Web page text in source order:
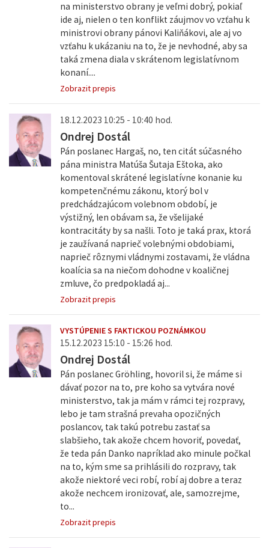
na ministerstvo obrany je veľmi dobrý, pokiaľ
ide aj, nielen o ten konflikt záujmov vo vzťahu k
ministrovi obrany pánovi Kaliňákovi, ale aj vo
vzťahu k ukázaniu na to, že je nevhodné, aby sa
taká zmena diala v skrátenom legislatívnom
konaní....
Zobrazit prepis
18.12.2023 10:25 - 10:40 hod.
Ondrej Dostál
Pán poslanec Hargaš, no, ten citát súčasného
pána ministra Matúša Šutaja Eštoka, ako
komentoval skrátené legislatívne konanie ku
kompetenčnému zákonu, ktorý bol v
predchádzajúcom volebnom období, je
výstižný, len obávam sa, že všelijaké
kontracitáty by sa našli. Toto je taká prax, ktorá
je zaužívaná naprieč volebnými obdobiami,
naprieč rôznymi vládnymi zostavami, že vládna
koalícia sa na niečom dohodne v koaličnej
zmluve, čo predpokladá aj...
Zobrazit prepis
VYSTÚPENIE S FAKTICKOU POZNÁMKOU
15.12.2023 15:10 - 15:26 hod.
Ondrej Dostál
Pán poslanec Gröhling, hovoril si, že máme si
dávať pozor na to, pre koho sa vytvára nové
ministerstvo, tak ja mám v rámci tej rozpravy,
lebo je tam strašná prevaha opozičných
poslancov, tak takú potrebu zastať sa
slabšieho, tak akože chcem hovoriť, povedať,
že teda pán Danko napríklad ako minule počkal
na to, kým sme sa prihlásili do rozpravy, tak
akože niektoré veci robí, robí aj dobre a teraz
akože nechcem ironizovať, ale, samozrejme,
to...
Zobrazit prepis